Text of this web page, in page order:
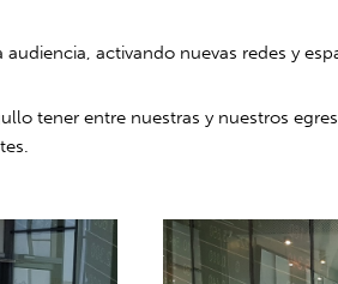
activando nuevas redes y
tener entre nuestras y nuestros